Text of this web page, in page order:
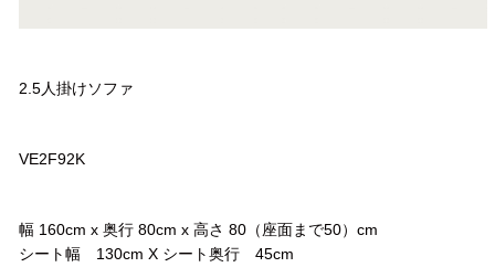
2.5人掛けソファ
VE2F92K
幅 160cm x 奥行 80cm x 高さ 80（座面まで50）cm
シート幅 130cm X シート奥行 45cm